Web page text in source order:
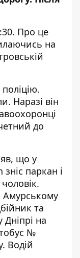
Про це
на
Наразі він
до
що у
зніс паркан і
Амурському
та
на
№
. Водій